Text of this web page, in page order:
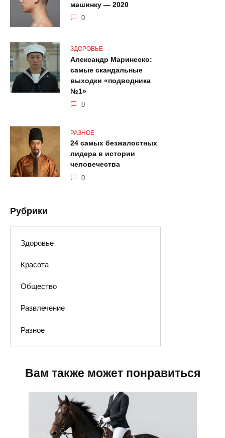
машинку — 2020
0
ЗДОРОВЬЕ
Александр Маринеско:
самые скандальные
выходки «подводника
№1»
0
РАЗНОЕ
24 самых безжалостных
лидера в истории
человечества
0
Рубрики
Здоровье
Красота
Общество
Развлечение
Разное
Вам также может понравиться